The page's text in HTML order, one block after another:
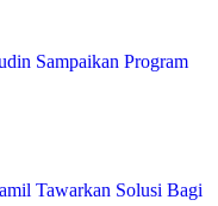
Sampaikan Program
Tawarkan Solusi Bagi